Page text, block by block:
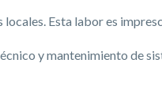
Esta labor es
y mantenimiento de